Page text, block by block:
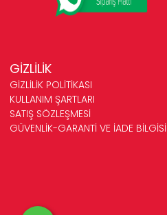
GİZLİLİK
GİZLİLİK POLİTİKASI
KULLANIM ŞARTLARI
SATIŞ SÖZLEŞMESİ
GÜVENLİK-GARANTİ VE İADE BİLGİSİ